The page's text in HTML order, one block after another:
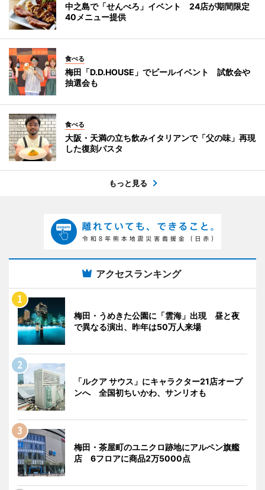
中之島で「せんべろ」イベント 24店が期間限定
40メニュー提供
食べる
梅田「D.D.HOUSE」でビールイベント 試飲会や
抽選会も
食べる
大阪・天満の立ち飲みイタリアンで「父の味」再現
した復刻パスタ
もっと見る
アクセスランキング
梅田・うめきた公園に「雲海」出現 昼と夜
で異なる演出、昨年は50万人来場
「ルクア サウス」にキャラクター21店オープ
ンへ 全国初ちいかわ、サンリオも
梅田・茶屋町のユニクロ跡地にアルペン旗艦
店 6フロアに商品2万5000点